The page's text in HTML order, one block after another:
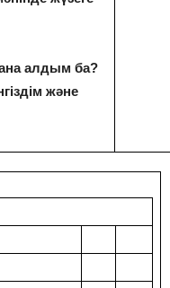
алдым ба?
және